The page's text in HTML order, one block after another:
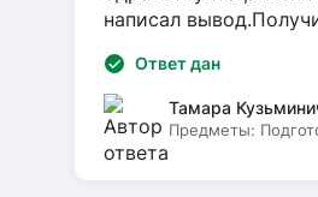
написал
Ответ дан
Тамара
Предметы: